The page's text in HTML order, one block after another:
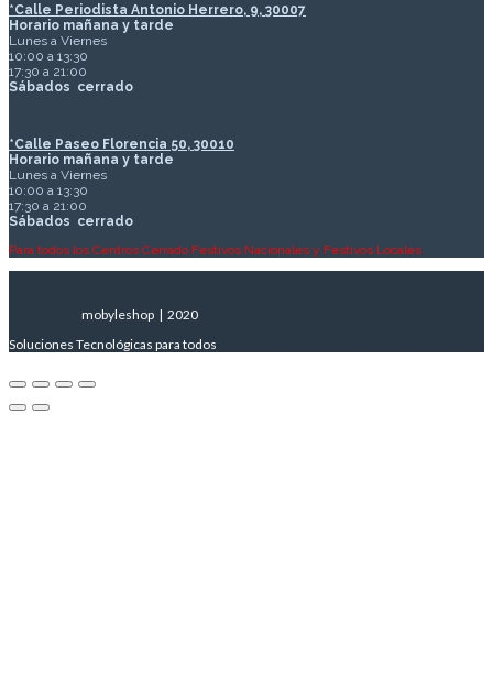
*Calle Periodista Antonio Herrero, 9, 30007
Horario mañana y tarde
Lunes a Viernes
10:00 a 13:30
17:30 a 21:00
Sábados cerrado
*Calle Paseo Florencia 50, 30010
Horario mañana y tarde
Lunes a Viernes
10:00 a 13:30
17:30 a 21:00
Sábados cerrado
Para todos los Centros Cerrado Festivos Nacionales y Festivos Locales
mobyleshop | 2020
Soluciones Tecnológicas para todos